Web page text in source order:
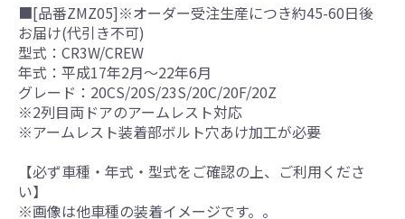
■[品番ZMZ05]※オーダー受注生産につき約45-60日後
お届け(代引き不可)
型式：CR3W/CREW
年式：平成17年2月～22年6月
グレード：20CS/20S/23S/20C/20F/20Z
※2列目両ドアのアームレスト対応
※アームレスト装着部ボルト穴あけ加工が必要
【必ず車種・年式・型式をご確認の上、ご利用くださ
い】
※画像は他車種の装着イメージです。。